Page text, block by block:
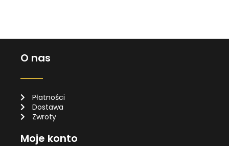
O nas
Płatności
Dostawa
Zwroty
Moje konto